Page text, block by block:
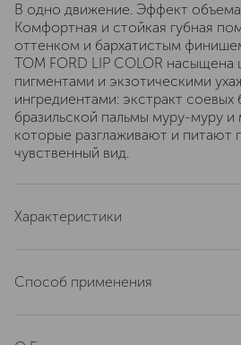
В одно движение. Эффект
Комфортная и стойкая губная
оттенком и бархатистым
TOM FORD LIP COLOR насыщена
пигментами и экзотическими
ингредиентами: экстракт
бразильской пальмы муру-муру
которые разглаживают и питают
чувственный вид.
Характеристики
артикул
Способ применения